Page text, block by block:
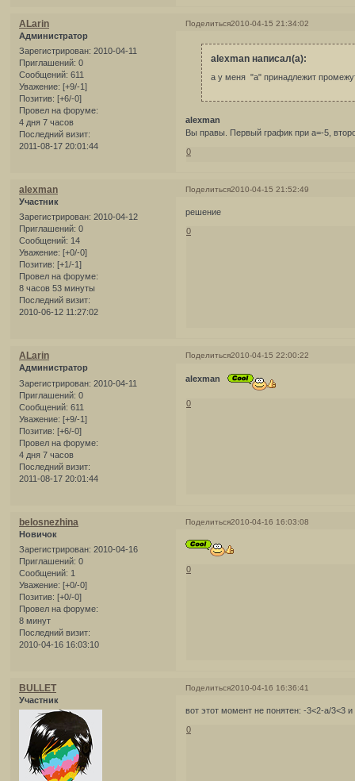
Поделиться2010-04-15 21:34:02
ALarin
Администратор
Зарегистрирован: 2010-04-11
Приглашений: 0
Сообщений: 611
Уважение: [+9/-1]
Позитив: [+6/-0]
Провел на форуме:
4 дня 7 часов
Последний визит:
2011-08-17 20:01:44
alexman написал(а):
а у меня "а" принадлежит
alexman
Вы правы. Первый график при а=-5,
0
Поделиться2010-04-15 21:52:49
alexman
Участник
Зарегистрирован: 2010-04-12
Приглашений: 0
Сообщений: 14
Уважение: [+0/-0]
Позитив: [+1/-1]
Провел на форуме:
8 часов 53 минуты
Последний визит:
2010-06-12 11:27:02
решение
0
Поделиться2010-04-15 22:00:22
ALarin
Администратор
Зарегистрирован: 2010-04-11
Приглашений: 0
Сообщений: 611
Уважение: [+9/-1]
Позитив: [+6/-0]
Провел на форуме:
4 дня 7 часов
Последний визит:
2011-08-17 20:01:44
alexman
0
Поделиться2010-04-16 16:03:08
belosnezhina
Новичок
Зарегистрирован: 2010-04-16
Приглашений: 0
Сообщений: 1
Уважение: [+0/-0]
Позитив: [+0/-0]
Провел на форуме:
8 минут
Последний визит:
2010-04-16 16:03:10
0
Поделиться2010-04-16 16:36:41
BULLET
Участник
вот этот момент не понятен: -3<2-a/3<3
0